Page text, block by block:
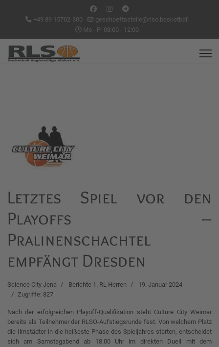
+49 89 15702-300
geschaeftsstelle@rlso.basketball
Mo - Fr 08:00 - 12:00
Letztes Spiel vor den
Playoffs –
Pralinenschachtel
empfängt Dresden
Science City Jena Berichte 1. RL Herren
19. Januar 2024
Zugriffe: 827
Nach der erfolgreichen Playoff-Qualifikation steht Culture City Weimar
bereits als Teilnehmer der RLSO-Aufstiegsrunde fest. Von welchem Platz
die Ilmstädter in die heißeste Phase des Spieljahres starten, entscheidet
sich am Samstagabend ab 18.00 Uhr im direkten Duell mit dem